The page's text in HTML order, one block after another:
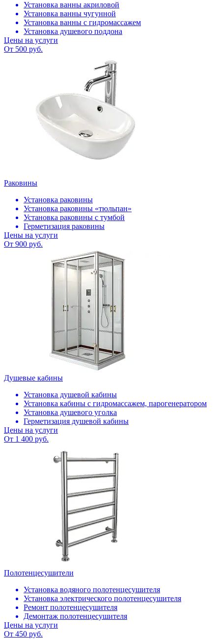
Установка ванны акриловой
Установка ванны чугунной
Установка ванны с гидромассажем
Установка душевого поддона
Цены на услуги
От 500 руб.
Раковины
Установка раковины
Установка раковины «тюльпан»
Установка раковины с тумбой
Герметизация раковины
Цены на услуги
От 900 руб.
Душевые кабины
Установка душевой кабины
Установка кабины с гидромассажем, парогенератором
Установка душевого уголка
Герметизация душевой кабины
Цены на услуги
От 1 400 руб.
Полотенцесушители
Установка водяного полотенцесушителя
Установка электрического полотенцесушителя
Ремонт полотенцесушителя
Демонтаж полотенцесушителя
Цены на услуги
От 450 руб.